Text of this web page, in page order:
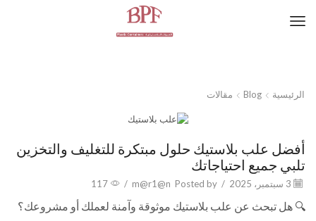
الرئيسية Blog مقالات
مقالات
أفضل علب بلاستيك حلول مبتكرة للتغليف والتخزين
تلبي جميع احتياجاتك
/
Posted by
m@r1@n
/
117
🔍 هل تبحث عن علب بلاستيك موثوقة وآمنة لعملك أو مشروعك؟